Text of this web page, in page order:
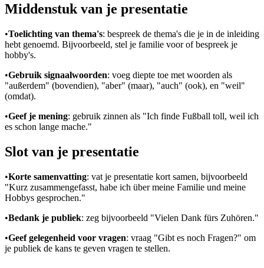
Middenstuk van je presentatie
•Toelichting van thema's: bespreek de thema's die je in de inleiding
hebt genoemd. Bijvoorbeeld, stel je familie voor of bespreek je
hobby's.
•Gebruik signaalwoorden: voeg diepte toe met woorden als
"außerdem" (bovendien), "aber" (maar), "auch" (ook), en "weil"
(omdat).
•Geef je mening: gebruik zinnen als "Ich finde Fußball toll, weil ich
es schon lange mache."
Slot van je presentatie
•Korte samenvatting: vat je presentatie kort samen, bijvoorbeeld
"Kurz zusammengefasst, habe ich über meine Familie und meine
Hobbys gesprochen."
•Bedank je publiek: zeg bijvoorbeeld "Vielen Dank fürs Zuhören."
•Geef gelegenheid voor vragen: vraag "Gibt es noch Fragen?" om
je publiek de kans te geven vragen te stellen.